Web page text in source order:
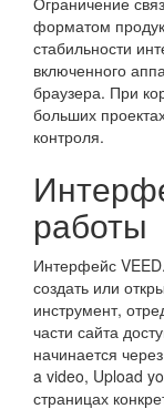
форматом
стабильности
включенного
браузера. При
больших
контроля.
работы
Интерфейс
создать или
инструмент,
части сайта
начинается
a video, Upload
страницах